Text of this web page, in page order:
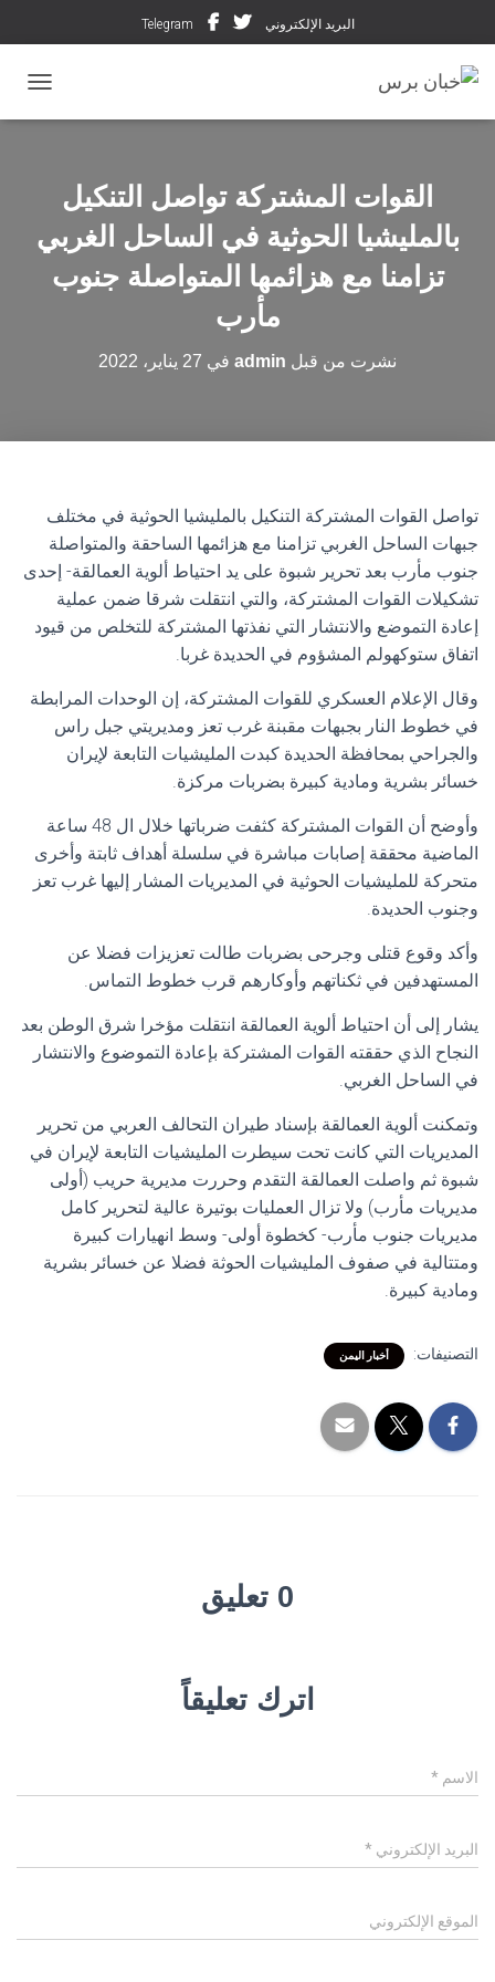
البريد الإلكتروني Telegram
القوات المشتركة تواصل التنكيل
بالمليشيا الحوثية في الساحل الغربي
تزامنا مع هزائمها المتواصلة جنوب
مأرب
نشرت من قبل admin في 27 يناير، 2022
تواصل القوات المشتركة التنكيل بالمليشيا الحوثية في مختلف
جبهات الساحل الغربي تزامنا مع هزائمها الساحقة والمتواصلة
جنوب مأرب بعد تحرير شبوة على يد احتياط ألوية العمالقة- إحدى
تشكيلات القوات المشتركة، والتي انتقلت شرقا ضمن عملية
إعادة التموضع والانتشار التي نفذتها المشتركة للتخلص من قيود
اتفاق ستوكهولم المشؤوم في الحديدة غربا.
وقال الإعلام العسكري للقوات المشتركة، إن الوحدات المرابطة
في خطوط النار بجبهات مقبنة غرب تعز ومديريتي جبل راس
والجراحي بمحافظة الحديدة كبدت المليشيات التابعة لإيران
خسائر بشرية ومادية كبيرة بضربات مركزة.
وأوضح أن القوات المشتركة كثفت ضرباتها خلال ال 48 ساعة
الماضية محققة إصابات مباشرة في سلسلة أهداف ثابتة وأخرى
متحركة للمليشيات الحوثية في المديريات المشار إليها غرب تعز
وجنوب الحديدة.
وأكد وقوع قتلى وجرحى بضربات طالت تعزيزات فضلا عن
المستهدفين في ثكناتهم وأوكارهم قرب خطوط التماس.
يشار إلى أن احتياط ألوية العمالقة انتقلت مؤخرا شرق الوطن بعد
النجاح الذي حققته القوات المشتركة بإعادة التموضوع والانتشار
في الساحل الغربي.
وتمكنت ألوية العمالقة بإسناد طيران التحالف العربي من تحرير
المديريات التي كانت تحت سيطرت المليشيات التابعة لإيران في
شبوة ثم واصلت العمالقة التقدم وحررت مديرية حريب (أولى
مديريات مأرب) ولا تزال العمليات بوتيرة عالية لتحرير كامل
مديريات جنوب مأرب- كخطوة أولى- وسط انهيارات كبيرة
ومتتالية في صفوف المليشيات الحوثة فضلا عن خسائر بشرية
ومادية كبيرة.
التصنيفات: أخبار اليمن
0 تعليق
اترك تعليقاً
الاسم *
البريد الإلكتروني *
الموقع الإلكتروني